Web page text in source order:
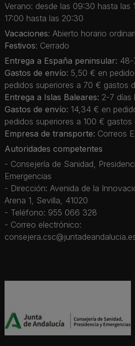
Verano: desde las 09:30 hasta las
17:00 hasta las 20:30
Vacaciones: Abierto horario
Festivos: Cerrado
Entrega a España peninsular: 48-
Gastos de envío: 5,50 € en
pedidos superiores a 70 € gastos
Entrega a Islas Baleares: 2-7 días
Gastos de envío: 14,34 € en
pedidos superiores a 100 €
Empresa de transporte: Correos
Autoridades competentes
- Consejería de Sanidad,
Emergencias
- Dirección: Avenida de la
Arena 1, Sevilla, 41020
- Teléfono: 955 066 328
- Correo electrónico: